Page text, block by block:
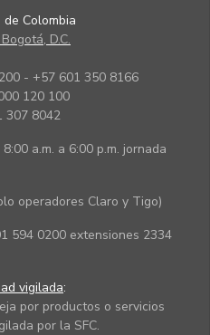
Colombia
D.C.
- +57 601 350 8166
120 100
307 8042
a.m. a 6:00 p.m. jornada
operadores Claro y Tigo)
594 0200 extensiones 2334
vigilada:
por productos o servicios
por la SFC.